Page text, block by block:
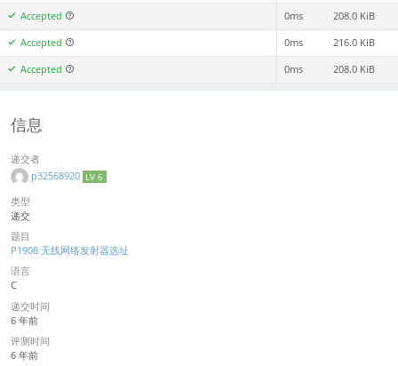
Accepted 0ms 208.0 KiB
Accepted 0ms 216.0 KiB
Accepted 0ms 208.0 KiB
信息
递交者
p32568920 LV 6
类型
递交
题目
P1908 无线网络发射器选址
语言
C
递交时间
6 年前
评测时间
6 年前